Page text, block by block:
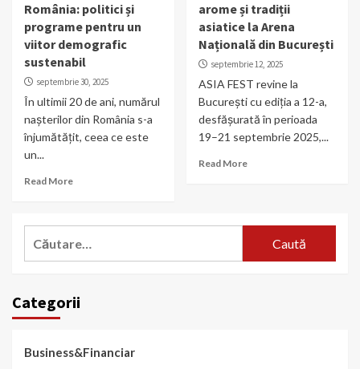
România: politici și
programe pentru un
viitor demografic
sustenabil
septembrie 30, 2025
În ultimii 20 de ani, numărul
nașterilor din România s-a
înjumătățit, ceea ce este
un...
Read More
arome și tradiții
asiatice la Arena
Națională din București
septembrie 12, 2025
ASIA FEST revine la
București cu ediția a 12-a,
desfășurată în perioada
19–21 septembrie 2025,...
Read More
Categorii
Business&Financiar